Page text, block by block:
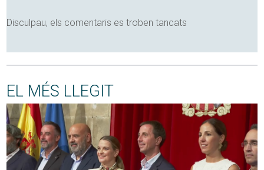
Disculpau, els comentaris es troben tancats
EL MÉS LLEGIT